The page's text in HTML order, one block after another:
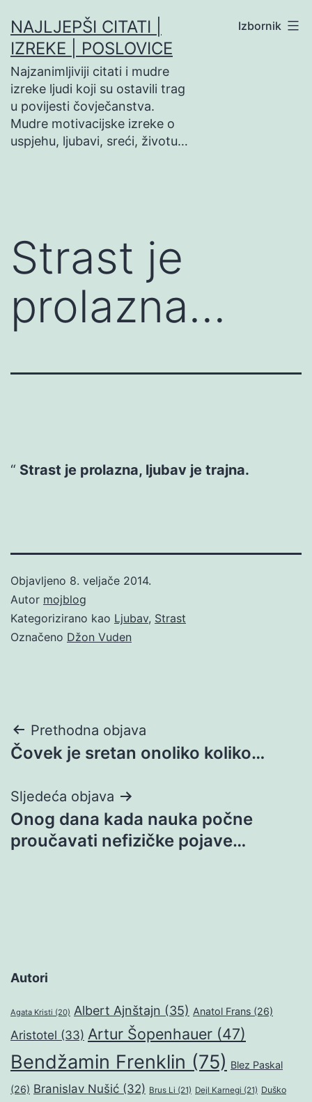
na
sadržaj
NAJLJEPŠI CITATI |
IZREKE | POSLOVICE
Najzanimljiviji citati i mudre
izreke ljudi koji su ostavili trag
u povijesti čovječanstva.
Mudre motivacijske izreke o
uspjehu, ljubavi, sreći, životu…
Izbornik
Strast je
prolazna…
Strast je prolazna, ljubav je trajna.
Objavljeno 8. veljače 2014.
Autor mojblog
Kategorizirano kao Ljubav, Strast
Označeno Džon Vuden
Navigacija
objava
Prethodna objava
Čovek je sretan onoliko koliko…
Sljedeća objava
Onog dana kada nauka počne
proučavati nefizičke pojave…
Autori
Agata Kristi (20) Albert Ajnštajn (35) Anatol Frans (26)
Aristotel (33) Artur Šopenhauer (47)
Bendžamin Frenklin (75) Blez Paskal
(26) Branislav Nušić (32) Brus Li (21) Dejl Karnegi (21) Duško